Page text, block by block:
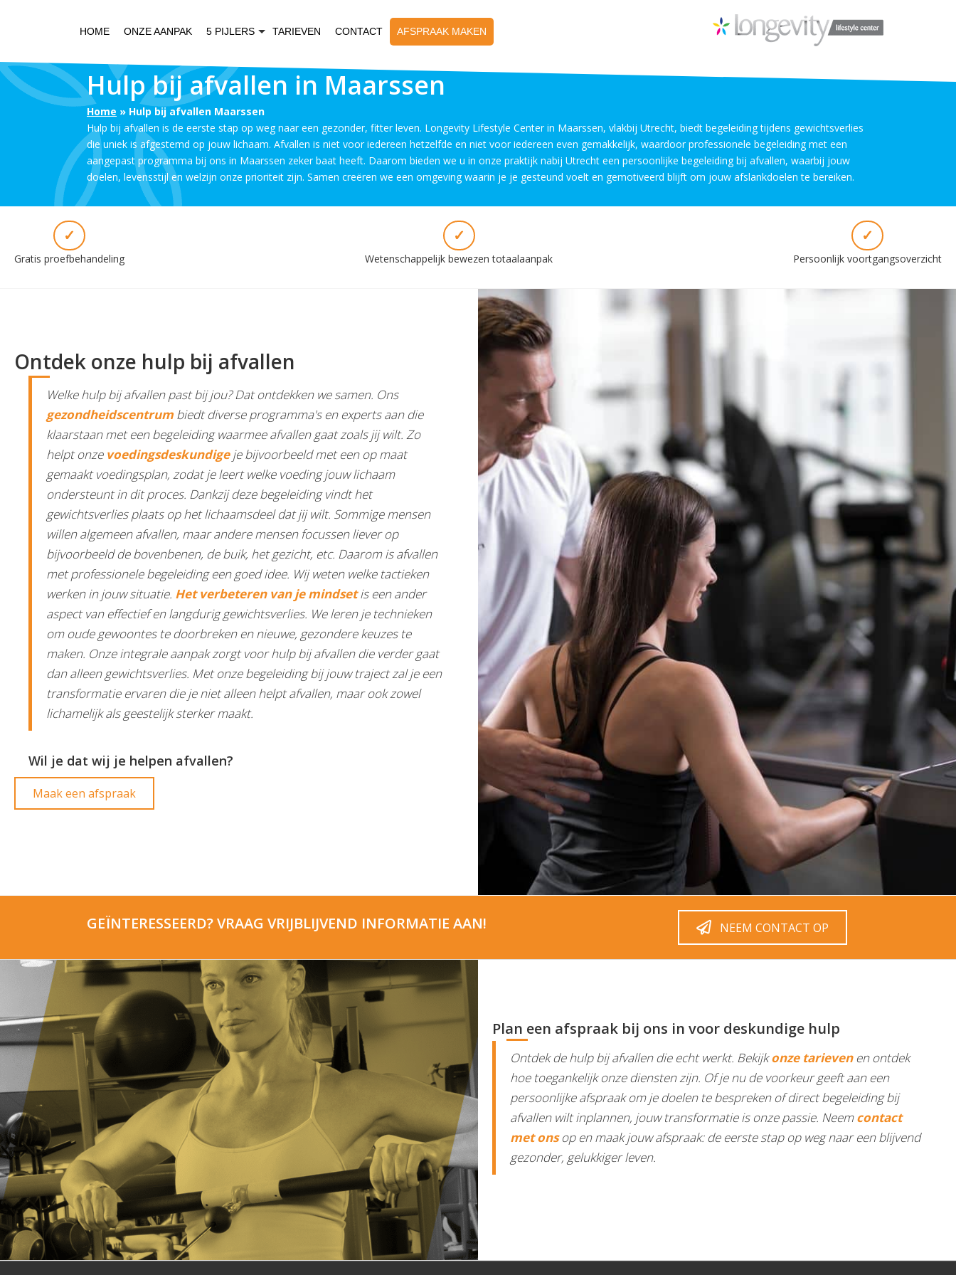
HOME ONZE AANPAK 5 PIJLERS TARIEVEN CONTACT AFSPRAAK MAKEN
Hulp bij afvallen in Maarssen
Home » Hulp bij afvallen Maarssen
Hulp bij afvallen is de eerste stap op weg naar een gezonder, fitter leven. Longevity Lifestyle Center in Maarssen, vlakbij Utrecht, biedt begeleiding tijdens gewichtsverlies
die uniek is afgestemd op jouw lichaam. Afvallen is niet voor iedereen hetzelfde en niet voor iedereen even gemakkelijk, waardoor professionele begeleiding met een
aangepast programma bij ons in Maarssen zeker baat heeft. Daarom bieden we u in onze praktijk nabij Utrecht een persoonlijke begeleiding bij afvallen, waarbij jouw
doelen, levensstijl en welzijn onze prioriteit zijn. Samen creëren we een omgeving waarin je je gesteund voelt en gemotiveerd blijft om jouw afslankdoelen te bereiken.
✓
Gratis proefbehandeling
✓
Wetenschappelijk bewezen totaalaanpak
✓
Persoonlijk voortgangsoverzicht
Ontdek onze hulp bij afvallen
Welke hulp bij afvallen past bij jou? Dat ontdekken we samen. Ons
gezondheidscentrum biedt diverse programma's en experts aan die
klaarstaan met een begeleiding waarmee afvallen gaat zoals jij wilt. Zo
helpt onze voedingsdeskundigeje bijvoorbeeld met een op maat
gemaakt voedingsplan, zodat je leert welke voeding jouw lichaam
ondersteunt in dit proces. Dankzij deze begeleiding vindt het
gewichtsverlies plaats op het lichaamsdeel dat jij wilt. Sommige mensen
willen algemeen afvallen, maar andere mensen focussen liever op
bijvoorbeeld de bovenbenen, de buik, het gezicht, etc. Daarom is afvallen
met professionele begeleiding een goed idee. Wij weten welke tactieken
werken in jouw situatie. Het verbeteren van je mindsetis een ander
aspect van effectief en langdurig gewichtsverlies. We leren je technieken
om oude gewoontes te doorbreken en nieuwe, gezondere keuzes te
maken. Onze integrale aanpak zorgt voor hulp bij afvallen die verder gaat
dan alleen gewichtsverlies. Met onze begeleiding bij jouw traject zal je een
transformatie ervaren die je niet alleen helpt afvallen, maar ook zowel
lichamelijk als geestelijk sterker maakt.
Wil je dat wij je helpen afvallen?
Maak een afspraak
GEÏNTERESSEERD? VRAAG VRIJBLIJVEND INFORMATIE AAN! NEEM CONTACT OP
Plan een afspraak bij ons in voor deskundige hulp
Ontdek de hulp bij afvallen die echt werkt. Bekijkonze tarievenen ontdek
hoe toegankelijk onze diensten zijn. Of je nu de voorkeur geeft aan een
persoonlijke afspraak om je doelen te bespreken of direct begeleiding bij
afvallen wilt inplannen, jouw transformatie is onze passie. Neemcontact
met onsop en maak jouw afspraak: de eerste stap op weg naar een blijvend
gezonder, gelukkiger leven.